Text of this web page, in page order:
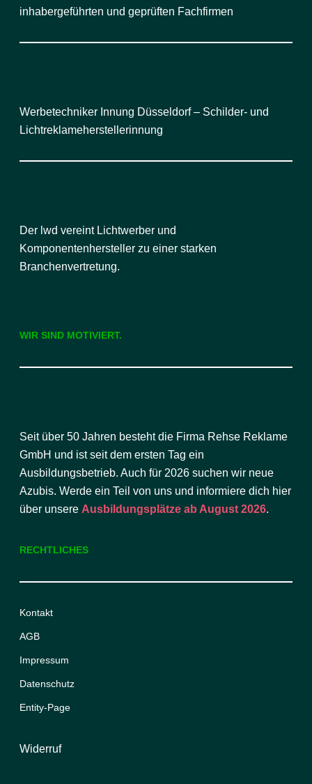
inhabergeführten und geprüften Fachfirmen
Werbetechniker Innung Düsseldorf – Schilder- und
Lichtreklameherstellerinnung
Der lwd vereint Lichtwerber und
Komponentenhersteller zu einer starken
Branchenvertretung.
WIR SIND MOTIVIERT.
Seit über 50 Jahren besteht die Firma Rehse Reklame
GmbH und ist seit dem ersten Tag ein
Ausbildungsbetrieb. Auch für 2026 suchen wir neue
Azubis. Werde ein Teil von uns und informiere dich hier
über unsere Ausbildungsplätze ab August 2026.
RECHTLICHES
Kontakt
AGB
Impressum
Datenschutz
Entity-Page
Widerruf